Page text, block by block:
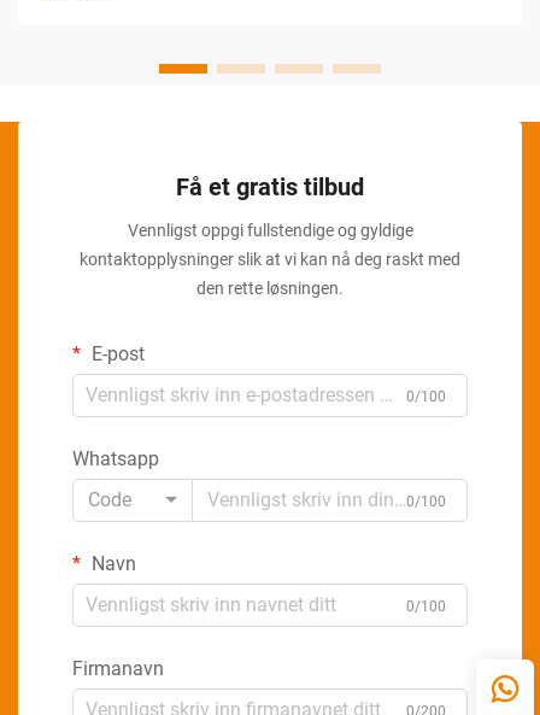
Få et gratis tilbud
Vennligst oppgi fullstendige og gyldige
kontaktopplysninger slik at vi kan nå deg raskt med
den rette løsningen.
E-post
0/100
Whatsapp
Code
0/100
Navn
0/100
Firmanavn
0/200